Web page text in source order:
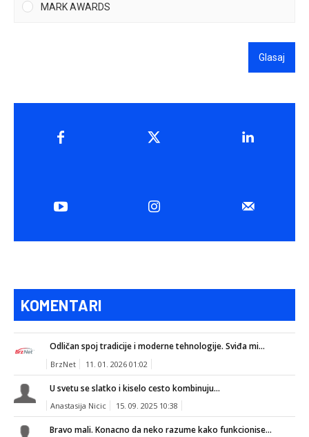
MARK AWARDS
Glasaj
KOMENTARI
Odličan spoj tradicije i moderne tehnologije. Sviđa mi...
BrzNet 11. 01. 2026 01:02
U svetu se slatko i kiselo cesto kombinuju...
Anastasija Nicic 15. 09. 2025 10:38
Bravo mali. Konacno da neko razume kako funkcionise...